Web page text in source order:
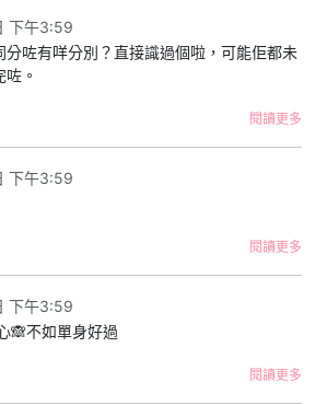
下午3:59
分咗有咩分別？直接識過個啦，可能佢都未
。
閱讀更多
下午3:59
閱讀更多
下午3:59
🙈不如單身好過
閱讀更多